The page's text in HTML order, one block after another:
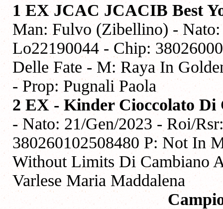
1 EX JCAC JCACIB Best
Man: Fulvo (Zibellino) -
Lo22190044 - Chip:
Delle Fate - M: Raya In
- Prop: Pugnali Paola
2 EX -Kinder Cioccolato Di
- Nato: 21/Gen/2023 - Roi/
380260102508480 P: Not In
Without Limits Di Cambiano
Varlese Maria Maddalena